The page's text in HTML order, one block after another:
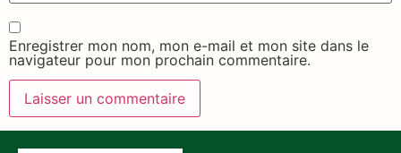
Enregistrer mon nom, mon e-mail et mon site dans le
navigateur pour mon prochain commentaire.